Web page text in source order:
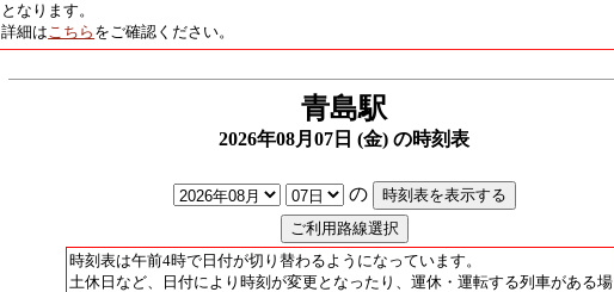
となります。
詳細はこちら をご確認ください。
青島駅
2026年08月07日 (金) の時刻表
の
時刻表は午前4時で日付が切り替わるようになっています。
土休日など、日付により時刻が変更となったり、運休・運転する列車がある場